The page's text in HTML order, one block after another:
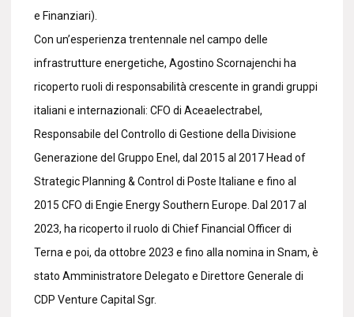
e Finanziari).
Con un’esperienza trentennale nel campo delle
infrastrutture energetiche, Agostino Scornajenchi ha
ricoperto ruoli di responsabilità crescente in grandi gruppi
italiani e internazionali: CFO di Aceaelectrabel,
Responsabile del Controllo di Gestione della Divisione
Generazione del Gruppo Enel, dal 2015 al 2017 Head of
Strategic Planning & Control di Poste Italiane e fino al
2015 CFO di Engie Energy Southern Europe. Dal 2017 al
2023, ha ricoperto il ruolo di Chief Financial Officer di
Terna e poi, da ottobre 2023 e fino alla nomina in Snam, è
stato Amministratore Delegato e Direttore Generale di
CDP Venture Capital Sgr.